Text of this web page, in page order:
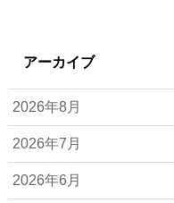
アーカイブ
2026年8月
2026年7月
2026年6月